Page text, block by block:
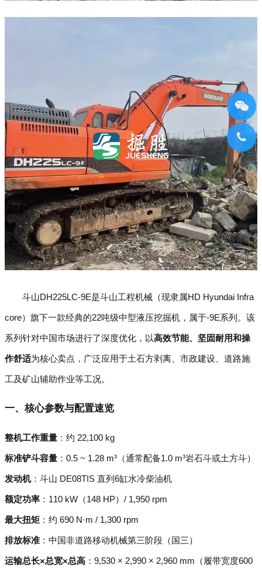
斗山DH225LC-9E是斗山工程机械（现隶属HD Hyundai Infra
core）旗下一款经典的22吨级中型液压挖掘机，属于-9E系列。该
系列针对中国市场进行了深度优化，以高效节能、坚固耐用和操
作舒适为核心卖点，广泛应用于土石方剥离、市政建设、道路施
工及矿山辅助作业等工况。
一、核心参数与配置速览
整机工作重量 ：约 22,100 kg
标准铲斗容量 ：0.5 ~ 1.28 m³（通常配备1.0 m³岩石斗或土方斗）
发动机：斗山 DE08TIS 直列6缸水冷柴油机
额定功率 ：110 kW（148 HP）/ 1,950 rpm
最大扭矩 ：约 690 N·m / 1,300 rpm
排放标准 ：中国非道路移动机械第三阶段（国三）
运输总长×总宽×总高 ：9,530 × 2,990 × 2,960 mm（履带宽度600